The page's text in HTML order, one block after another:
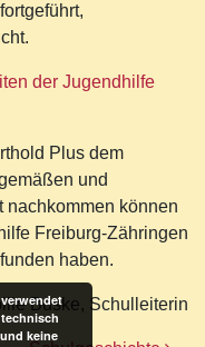
der Jugendhilfe
Plus dem
und
nachkommen können
Freiburg-Zähringen
haben.
Buske, Schulleiterin
keine